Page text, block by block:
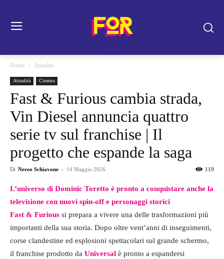
Home Attualità
Attualità Cinema
Fast & Furious cambia strada,
Vin Diesel annuncia quattro
serie tv sul franchise | Il
progetto che espande la saga
Di Nereo Schiavone - 14 Maggio 2026 119
L’universo di Dominic Toretto è pronto a conquistare anche la
televisione con nuovi spin-off e personaggi storici
Fast & Furious si prepara a vivere una delle trasformazioni più
importanti della sua storia. Dopo oltre vent’anni di inseguimenti,
corse clandestine ed esplosioni spettacolari sul grande schermo,
il franchise prodotto da Universal è pronto a espandersi